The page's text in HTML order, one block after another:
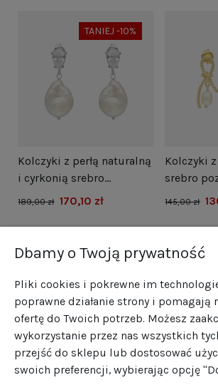
TANIEJ -10%
Kolczyki z perłą naturalną
i cyrkonią srebro
rodowane
189,00 zł 170,10 zł
Kolczyki
srebro
145,00 zł
Dbamy o Twoją prywatność
Pliki cookies i pokrewne im
poprawne działanie strony i pomagają
ofertę do Twoich potrzeb. Możesz
wykorzystanie przez nas wszystkich
przejść do sklepu lub dostosować
swoich preferencji, wybierając opcję